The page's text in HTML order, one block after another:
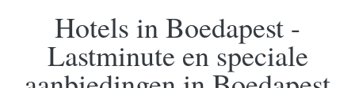
Hotels in Boedapest -
Lastminute en speciale